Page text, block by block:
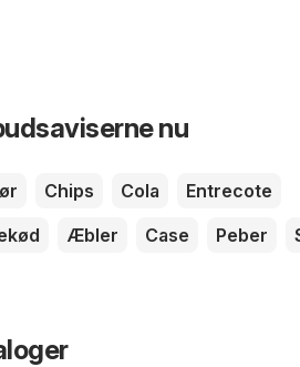
nu
Chips Cola
Entrecote
Æbler Case Peber